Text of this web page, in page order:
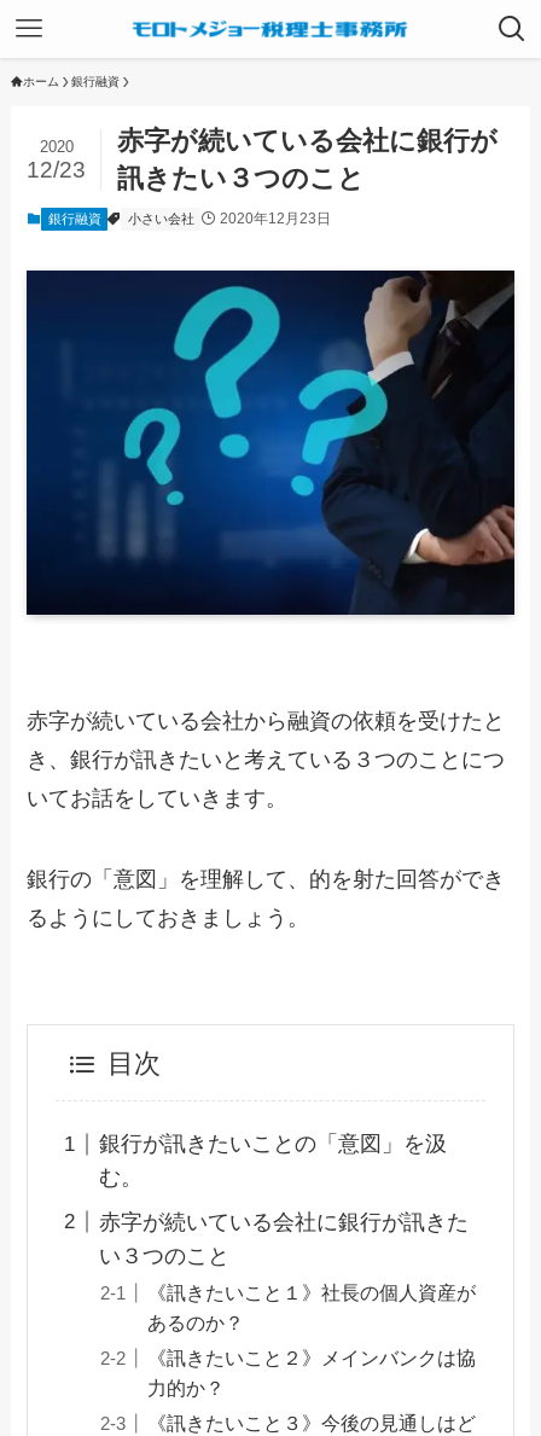
ホーム 銀行融資
赤字が続いている会社に銀行が
訊きたい３つのこと
2020
12/23
銀行融資 小さい会社 2020年12月23日
赤字が続いている会社から融資の依頼を受けたと
き、銀行が訊きたいと考えている３つのことにつ
いてお話をしていきます。
銀行の「意図」を理解して、的を射た回答ができ
るようにしておきましょう。
目次
銀行が訊きたいことの「意図」を汲
む。
赤字が続いている会社に銀行が訊きた
い３つのこと
《訊きたいこと１》社長の個人資産が
あるのか？
《訊きたいこと２》メインバンクは協
力的か？
《訊きたいこと３》今後の見通しはど